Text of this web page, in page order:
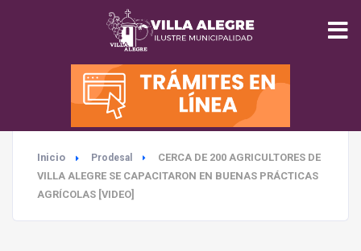
INICIO
MUNICIPALIDAD
SEGURIDAD
Inicio Prodesal
CERCA DE 200 AGRICULTORES DE
VILLA ALEGRE SE CAPACITARON EN BUENAS PRÁCTICAS
AGRÍCOLAS [VIDEO]